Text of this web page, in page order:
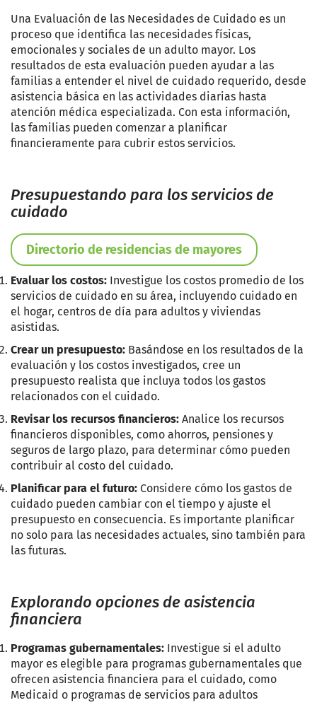
Una Evaluación de las Necesidades de Cuidado es un
proceso que identifica las necesidades físicas,
emocionales y sociales de un adulto mayor. Los
resultados de esta evaluación pueden ayudar a las
familias a entender el nivel de cuidado requerido, desde
asistencia básica en las actividades diarias hasta
atención médica especializada. Con esta información,
las familias pueden comenzar a planificar
financieramente para cubrir estos servicios.
Presupuestando para los servicios de
cuidado
Directorio de residencias de mayores
Evaluar los costos: Investigue los costos promedio de los
servicios de cuidado en su área, incluyendo cuidado en
el hogar, centros de día para adultos y viviendas
asistidas.
Crear un presupuesto: Basándose en los resultados de la
evaluación y los costos investigados, cree un
presupuesto realista que incluya todos los gastos
relacionados con el cuidado.
Revisar los recursos financieros: Analice los recursos
financieros disponibles, como ahorros, pensiones y
seguros de largo plazo, para determinar cómo pueden
contribuir al costo del cuidado.
Planificar para el futuro: Considere cómo los gastos de
cuidado pueden cambiar con el tiempo y ajuste el
presupuesto en consecuencia. Es importante planificar
no solo para las necesidades actuales, sino también para
las futuras.
Explorando opciones de asistencia
financiera
Programas gubernamentales: Investigue si el adulto
mayor es elegible para programas gubernamentales que
ofrecen asistencia financiera para el cuidado, como
Medicaid o programas de servicios para adultos